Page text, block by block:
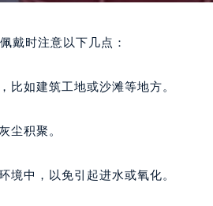
戴时注意以下几点：
比如建筑工地或沙滩等地方。
尘积聚。
境中，以免引起进水或氧化。